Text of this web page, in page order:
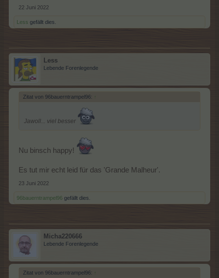
22 Juni 2022
Less gefällt dies.
Less
Lebende Forenlegende
Zitat von 96bauerntrampel96: ↑
Jawoll... viel besser
Nu binsch happy!
Es tut mir echt leid für das 'Grande Malheur'.
23 Juni 2022
96bauerntrampel96 gefällt dies.
Micha220666
Lebende Forenlegende
Zitat von 96bauerntrampel96: ↑